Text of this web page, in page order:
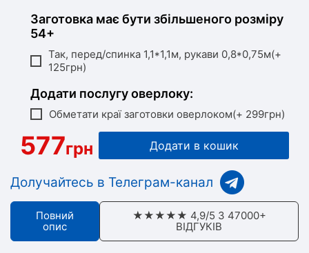
Заготовка має бути збільшеного розміру
54+
Так, перед/спинка 1,1*1,1м, рукави 0,8*0,75м(+
125грн)
Додати послугу оверлоку:
Обметати краї заготовки оверлоком(+ 299грн)
577грн Додати в кошик
Долучайтесь в Телеграм-канал
Повний
опис
★★★★★ 4,9/5 З 47000+
ВІДГУКІВ